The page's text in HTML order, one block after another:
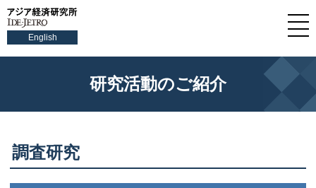
English
研究活動のご紹介
調査研究